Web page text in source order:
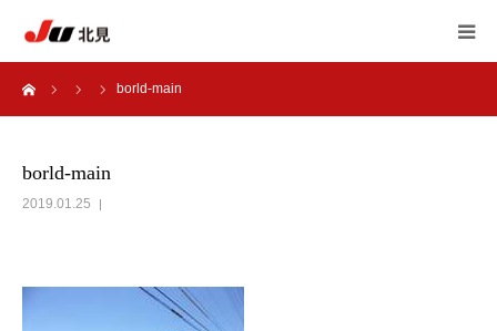
borld-main
borld-main
2019.01.25
HOME
JU北見 概要